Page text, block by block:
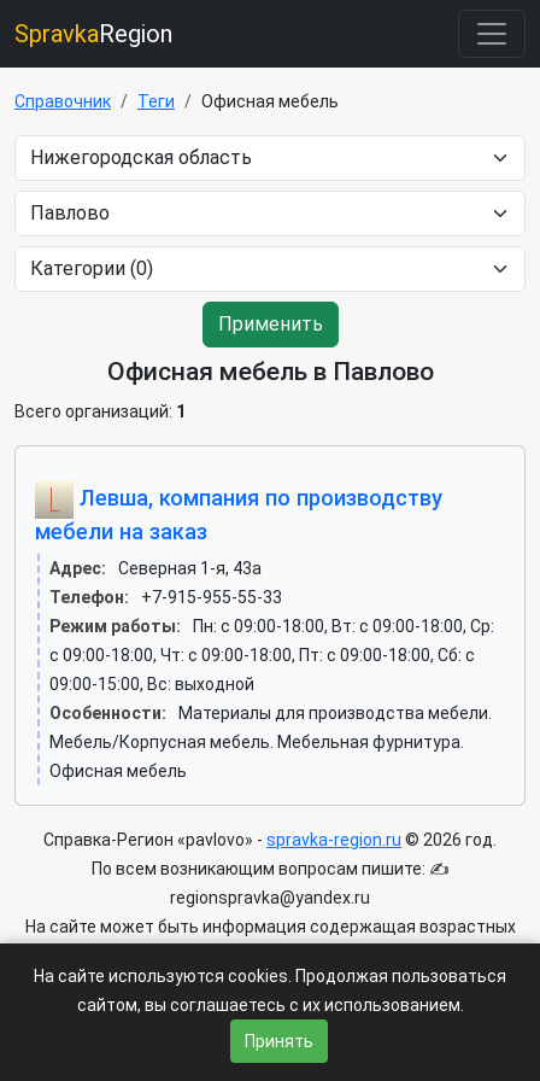
SpravkaRegion
Справочник Теги Офисная мебель
Применить
Офисная мебель в Павлово
Всего организаций: 1
Левша, компания по производству
мебели на заказ
Адрес:
Северная 1-я, 43а
Телефон:
+7-915-955-55-33
Режим работы:
Пн: c 09:00-18:00, Вт: c 09:00-18:00, Ср:
c 09:00-18:00, Чт: c 09:00-18:00, Пт: c 09:00-18:00, Сб: c
09:00-15:00, Вс: выходной
Особенности:
Материалы для производства мебели.
Мебель/Корпусная мебель. Мебельная фурнитура.
Офисная мебель
Справка-Регион «pavlovo» - spravka-region.ru © 2026 год.
По всем возникающим вопросам пишите: ✍
regionspravka@yandex.ru
На сайте может быть информация содержащая возрастных
Пользовательское соглашение|Политика конфиденциальности
Условия доступа к сайту
На сайте используются cookies. Продолжая пользоваться
сайтом, вы соглашаетесь с их использованием.
Принять